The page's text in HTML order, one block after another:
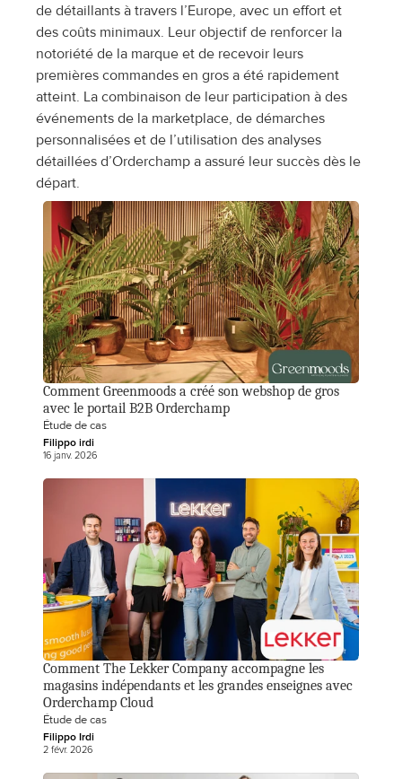
de détaillants à travers l’Europe, avec un effort et
des coûts minimaux. Leur objectif de renforcer la
notoriété de la marque et de recevoir leurs
premières commandes en gros a été rapidement
atteint. La combinaison de leur participation à des
événements de la marketplace, de démarches
personnalisées et de l’utilisation des analyses
détaillées d’Orderchamp a assuré leur succès dès le
départ.
Comment Greenmoods a créé son webshop de gros
avec le portail B2B Orderchamp
Étude de cas
Filippo irdi
16 janv. 2026
Comment The Lekker Company accompagne les
magasins indépendants et les grandes enseignes avec
Orderchamp Cloud
Étude de cas
Filippo Irdi
2 févr. 2026